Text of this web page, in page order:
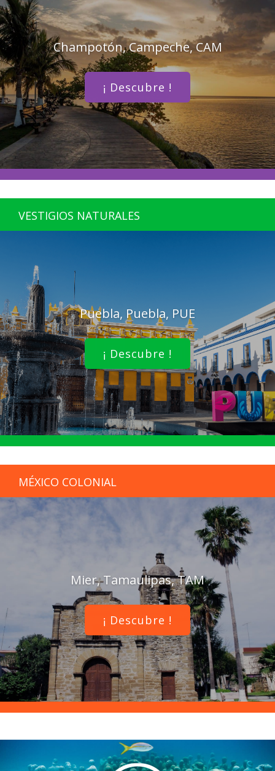
Champotón, Campeche, CAM
¡ Descubre !
VESTIGIOS NATURALES
Puebla, Puebla, PUE
¡ Descubre !
MÉXICO COLONIAL
Mier, Tamaulipas, TAM
¡ Descubre !